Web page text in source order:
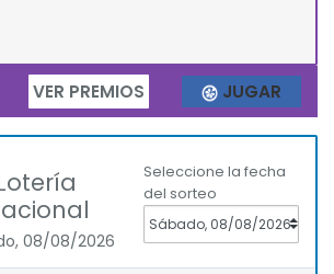
VER PREMIOS JUGAR
08/08/2026
Seleccione la fecha
del sorteo